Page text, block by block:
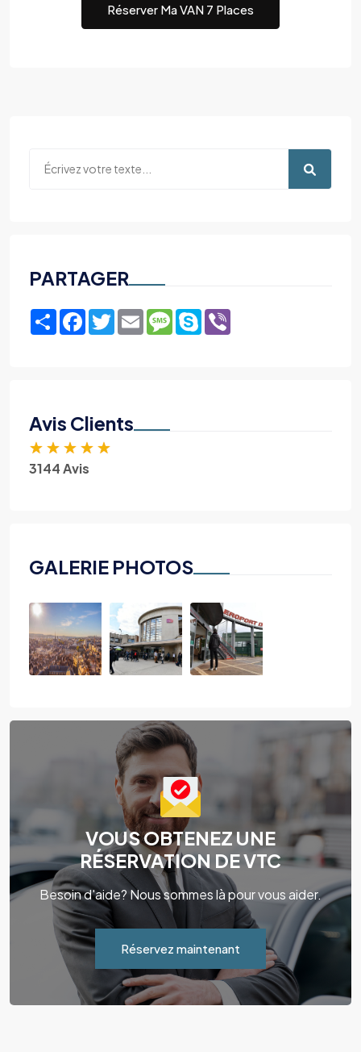
Réserver Ma VAN 7 Places
PARTAGER
ShareFacebook
TwitterEmailMessage
Skype
Avis Clients
★ ★ ★ ★ ★
3144 Avis
GALERIE PHOTOS
VOUS OBTENEZ UNE
RÉSERVATION DE VTC
Besoin d'aide? Nous sommes là pour vous aider.
Réservez maintenant